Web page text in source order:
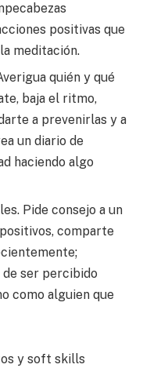
positivas que
meditación.
quién y qué
baja el ritmo,
a prevenirlas y a
un diario de
haciendo algo
Pide consejo a un
comparte
de ser percibido
como alguien que
y soft skills